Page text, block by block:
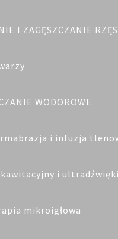
I ZAGĘSZCZANIE RZĘS
WODOROWE
i infuzja
i ultradźwięki
mikroigłowa